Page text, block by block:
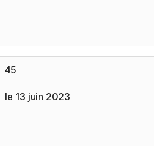
45
le 13 juin 2023